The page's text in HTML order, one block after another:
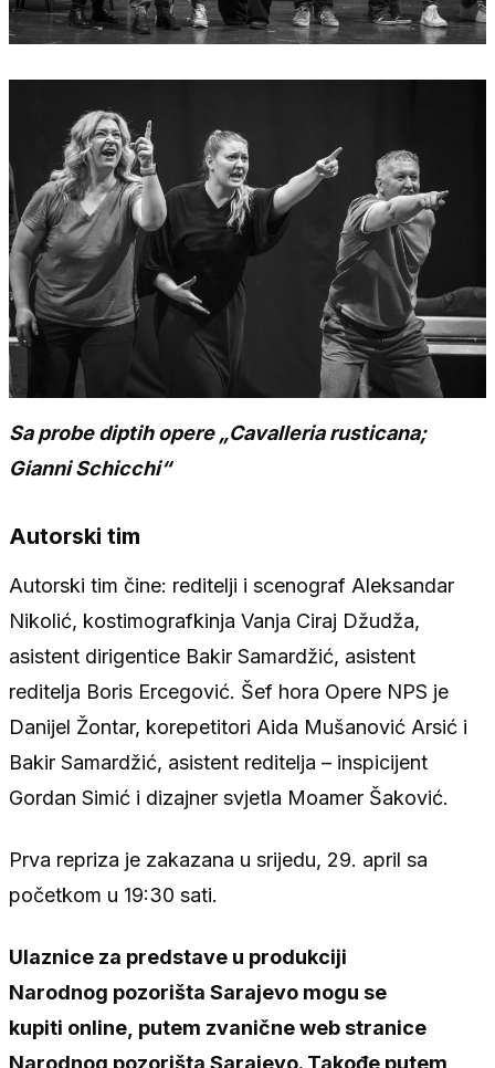
Sa probe diptih opere „Cavalleria rusticana;
Gianni Schicchi“
Autorski tim
Autorski tim čine: reditelji i scenograf Aleksandar
Nikolić, kostimografkinja Vanja Ciraj Džudža,
asistent dirigentice Bakir Samardžić, asistent
reditelja Boris Ercegović. Šef hora Opere NPS je
Danijel Žontar, korepetitori Aida Mušanović Arsić i
Bakir Samardžić, asistent reditelja – inspicijent
Gordan Simić i dizajner svjetla Moamer Šaković.
Prva repriza je zakazana u srijedu, 29. april sa
početkom u 19:30 sati.
Ulaznice za predstave u produkciji
Narodnog pozorišta Sarajevo mogu se
kupiti online, putem zvanične web stranice
Narodnog pozorišta Sarajevo. Takođe putem